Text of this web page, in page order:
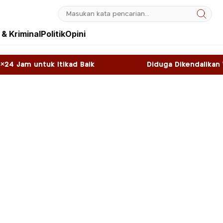
KriminalPolitikOpini
Baik Diduga Dikendalikan WNA, Sky Game di